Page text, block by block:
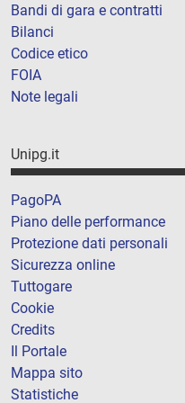
Bandi di gara e contratti
Bilanci
Codice etico
FOIA
Note legali
Unipg.it
PagoPA
Piano delle performance
Protezione dati personali
Sicurezza online
Tuttogare
Cookie
Credits
Il Portale
Mappa sito
Statistiche